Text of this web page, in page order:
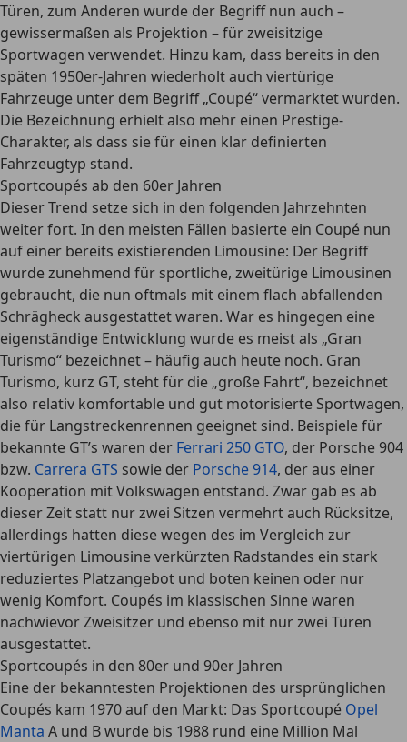
Türen, zum Anderen wurde der Begriff nun auch –
gewissermaßen als Projektion – für zweisitzige
Sportwagen verwendet. Hinzu kam, dass bereits in den
späten 1950er-Jahren wiederholt auch viertürige
Fahrzeuge unter dem Begriff „Coupé“ vermarktet wurden.
Die Bezeichnung erhielt also mehr einen Prestige-
Charakter, als dass sie für einen klar definierten
Fahrzeugtyp stand.
Sportcoupés ab den 60er Jahren
Dieser Trend setze sich in den folgenden Jahrzehnten
weiter fort. In den meisten Fällen basierte ein Coupé nun
auf einer bereits existierenden Limousine: Der Begriff
wurde zunehmend für sportliche, zweitürige Limousinen
gebraucht, die nun oftmals mit einem flach abfallenden
Schrägheck ausgestattet waren. War es hingegen eine
eigenständige Entwicklung wurde es meist als „Gran
Turismo“ bezeichnet – häufig auch heute noch. Gran
Turismo, kurz GT, steht für die „große Fahrt“, bezeichnet
also relativ komfortable und gut motorisierte Sportwagen,
die für Langstreckenrennen geeignet sind. Beispiele für
bekannte GT’s waren der Ferrari 250 GTO, der Porsche 904
bzw. Carrera GTS sowie der Porsche 914, der aus einer
Kooperation mit Volkswagen entstand. Zwar gab es ab
dieser Zeit statt nur zwei Sitzen vermehrt auch Rücksitze,
allerdings hatten diese wegen des im Vergleich zur
viertürigen Limousine verkürzten Radstandes ein stark
reduziertes Platzangebot und boten keinen oder nur
wenig Komfort. Coupés im klassischen Sinne waren
nachwievor Zweisitzer und ebenso mit nur zwei Türen
ausgestattet.
Sportcoupés in den 80er und 90er Jahren
Eine der bekanntesten Projektionen des ursprünglichen
Coupés kam 1970 auf den Markt: Das Sportcoupé Opel
Manta A und B wurde bis 1988 rund eine Million Mal